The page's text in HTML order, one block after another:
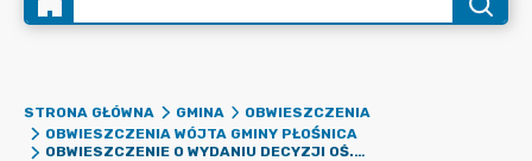
STRONA GŁÓWNA GMINA
OBWIESZCZENIA
OBWIESZCZENIA WÓJTA GMINY PŁOŚNICA
OBWIESZCZENIE O WYDANIU DECYZJI OŚ.6220.12.2025.AS